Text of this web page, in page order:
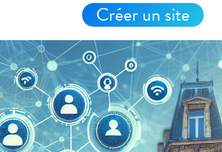
Créer un site